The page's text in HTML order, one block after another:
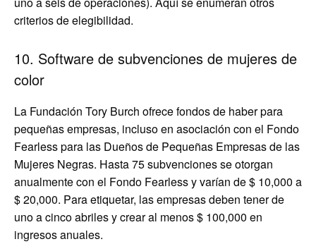
criterios de elegibilidad.
10. Software de subvenciones de mujeres de
color
La Fundación Tory Burch ofrece fondos de haber para
pequeñas empresas, incluso en asociación con el Fondo
Fearless para las Dueños de Pequeñas Empresas de las
Mujeres Negras. Hasta 75 subvenciones se otorgan
anualmente con el Fondo Fearless y varían de $ 10,000 a
$ 20,000. Para etiquetar, las empresas deben tener de
uno a cinco abriles y crear al menos $ 100,000 en
ingresos anuales.